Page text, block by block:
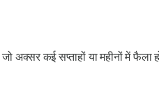
अक्सर कई सप्ताहों या महीनों में